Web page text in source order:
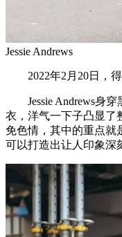
Jessie Andrews
2022年2月20日，得
Jessie Andrews身穿
衣，洋气一下子凸显了
免色情，其中的重点就
可以打造出让人印象深